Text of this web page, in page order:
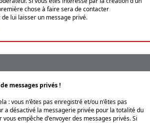
chose à faire sera de contacter
lui laisser un message privé.
messages privés !
: vous n'êtes pas enregistré et/ou n'êtes pas
a désactivé la messagerie privée pour la totalité du
empêche d'envoyer des messages privés. Si